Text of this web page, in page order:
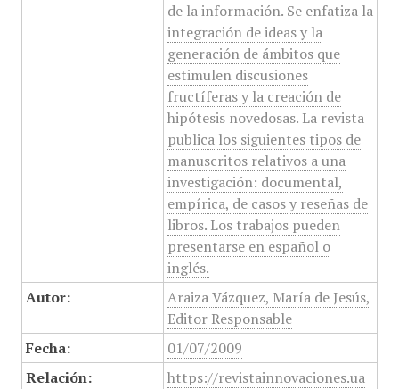
de la información. Se enfatiza la
integración de ideas y la
generación de ámbitos que
estimulen discusiones
fructíferas y la creación de
hipótesis novedosas. La revista
publica los siguientes tipos de
manuscritos relativos a una
investigación: documental,
empírica, de casos y reseñas de
libros. Los trabajos pueden
presentarse en español o
inglés.
Autor:
Araiza Vázquez, María de Jesús,
Editor Responsable
Fecha:
01/07/2009
Relación:
https://revistainnovaciones.ua